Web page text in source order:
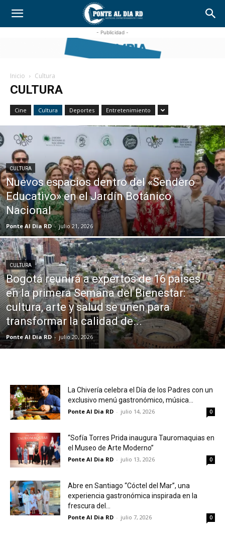
- Publicidad -
Inicio Cultura
CULTURA
Cine Cultura Deportes Entretenimiento
CULTURA
Nuevos espacios dentro del «Sendero
Educativo» en el Jardín Botánico
Nacional
Ponte Al Dia RD - julio 21, 2026
CULTURA
Bogotá reunirá a expertos de 16 países
en la primera Semana del Bienestar:
cultura, arte y salud se unen para
transformar la calidad de...
Ponte Al Dia RD - julio 20, 2026
La Chivería celebra el Día de los Padres con un
exclusivo menú gastronómico, música...
Ponte Al Dia RD - julio 14, 2026 0
“Sofía Torres Prida inaugura Tauromaquias en
el Museo de Arte Moderno”
Ponte Al Dia RD - julio 13, 2026 0
Abre en Santiago “Cóctel del Mar”, una
experiencia gastronómica inspirada en la
frescura del...
Ponte Al Dia RD - julio 7, 2026 0